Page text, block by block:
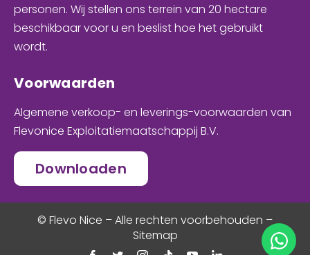
personen. Wij stellen ons terrein van 20 hectare
beschikbaar voor u en beslist hoe het gebruikt
wordt.
Voorwaarden
Algemene verkoop- en leverings-voorwaarden van
Flevonice Exploitatiemaatschappij B.V.
Downloaden
© Flevo Nice – Alle rechten voorbehouden –
Sitemap